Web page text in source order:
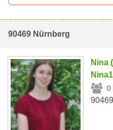
90469 Nürnberg
Nina
0